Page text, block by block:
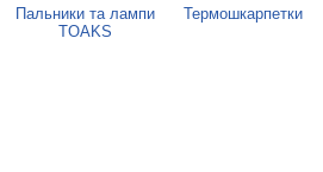
Пальники та лампи
TOAKS
Термошкарпетки